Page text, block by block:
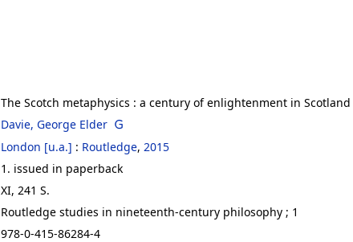
The Scotch metaphysics : a century of enlightenment in Scotland
Davie, George Elder
London [u.a.] : Routledge, 2015
1. issued in paperback
XI, 241 S.
Routledge studies in nineteenth-century philosophy ; 1
978-0-415-86284-4